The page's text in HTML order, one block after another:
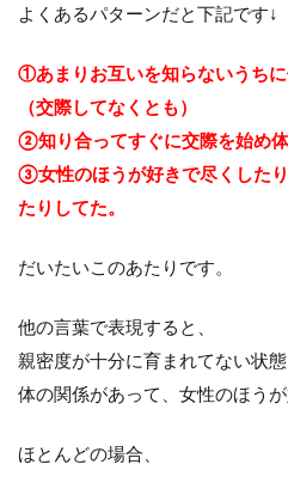
よくあるパターンだと下記です↓
①あまりお互いを知らないうちに
（交際してなくとも）
②知り合ってすぐに交際を始め体
③女性のほうが好きで尽くした
たりしてた。
だいたいこのあたりです。
他の言葉で表現すると、
親密度が十分に育まれてない状態
体の関係があって、女性のほう
ほとんどの場合、